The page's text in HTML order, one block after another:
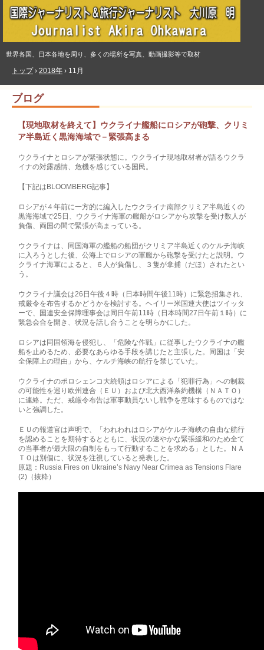
世界各国、日本各地を周り、多くの場所を写真、動画撮影等で取材
トップ› 2018年 › 11月
ブログ
【現地取材を終えて】ウクライナ艦船にロシアが砲撃、クリミ
ア半島近く黒海海域で－緊張高まる
ウクライナとロシアが緊張状態に。ウクライナ現地取材者が語るウクラ
イナの対露感情、危機を感じている国民。
【下記はBLOOMBERG記事】
ロシアが４年前に一方的に編入したウクライナ南部クリミア半島近くの
黒海海域で25日、ウクライナ海軍の艦船がロシアから攻撃を受け数人が
負傷、両国の間で緊張が高まっている。
ウクライナは、同国海軍の艦船の船団がクリミア半島近くのケルチ海峡
に入ろうとした後、公海上でロシアの軍艦から砲撃を受けたと説明。ウ
クライナ海軍によると、６人が負傷し、３隻が拿捕（だほ）されたとい
う。
ウクライナ議会は26日午後４時（日本時間午後11時）に緊急招集され、
戒厳令を布告するかどうかを検討する。ヘイリー米国連大使はツイッタ
ーで、国連安全保障理事会は同日午前11時（日本時間27日午前１時）に
緊急会合を開き、状況を話し合うことを明らかにした。
ロシアは同国領海を侵犯し、「危険な作戦」に従事したウクライナの艦
船を止めるため、必要なあらゆる手段を講じたと主張した。同国は「安
全保障上の理由」から、ケルチ海峡の航行を禁じていた。
ウクライナのポロシェンコ大統領はロシアによる「犯罪行為」への制裁
の可能性を巡り欧州連合（ＥＵ）および北大西洋条約機構（ＮＡＴＯ）
に連絡。ただ、戒厳令布告は軍事動員ないし戦争を意味するものではな
いと強調した。
ＥＵの報道官は声明で、「われわれはロシアがケルチ海峡の自由な航行
を認めることを期待するとともに、状況の速やかな緊張緩和のため全て
の当事者が最大限の自制をもって行動することを求める」とした。ＮＡ
ＴＯは別個に、状況を注視していると発表した。
原題：Russia Fires on Ukraine’s Navy Near Crimea as Tensions Flare
(2)（抜粋）